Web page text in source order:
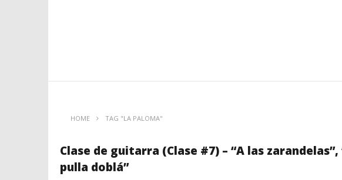
HOME TAG "LA PALOMA"
Clase de guitarra (Clase #7) – “A las zarandelas”,
pulla doblá”